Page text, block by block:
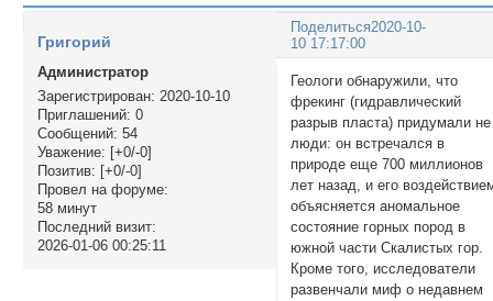
Поделиться2020-10-
10 17:17:00
Григорий
Администратор
Зарегистрирован: 2020-10-10
Приглашений: 0
Сообщений: 54
Уважение: [+0/-0]
Позитив: [+0/-0]
Провел на форуме:
58 минут
Последний визит:
2026-01-06 00:25:11
Геологи обнаружили, что
фрекинг (гидравлический
разрыв пласта) придумали не
люди: он встречался в
природе еще 700 миллионов
лет назад, и его
объясняется аномальное
состояние горных пород в
южной части Скалистых гор.
Кроме того, исследователи
развенчали миф о недавнем